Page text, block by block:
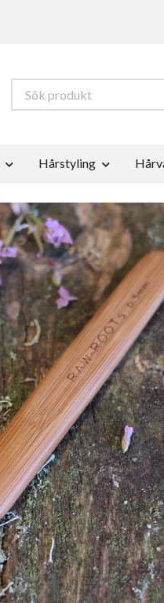
Hårstyling